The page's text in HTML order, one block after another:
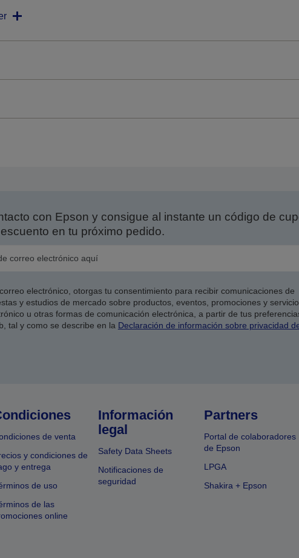
con Epson y consigue al instante un código de
en tu próximo pedido.
electrónico, otorgas tu consentimiento para recibir comunicaciones de
y estudios de mercado sobre productos, eventos, promociones y
u otras formas de comunicación electrónica, a partir de tus
tal y como se describe en la Declaración de información sobre privacidad
de venta
y condiciones de
y entrega
de uso
de las
online
Información
legal
Safety Data Sheets
Notificaciones de
seguridad
Partners
Portal de colaboradores
de Epson
LPGA
Shakira + Epson